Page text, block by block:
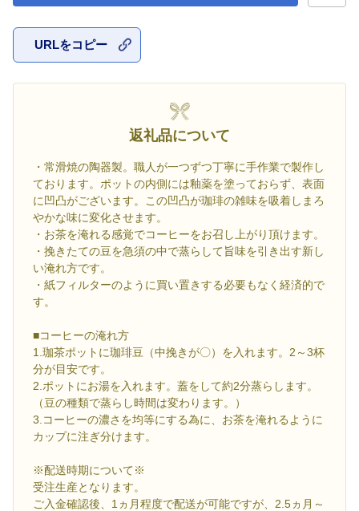
URLをコピー
返礼品について
・常滑焼の陶器製。職人が一つずつ丁寧に手作業で製作し
ております。ポットの内側には釉薬を塗っておらず、表面
に凹凸がございます。この凹凸が珈琲の雑味を吸着しまろ
やかな味に変化させます。
・お茶を淹れる感覚でコーヒーをお召し上がり頂けます。
・挽きたての豆を急須の中で蒸らして旨味を引き出す新し
い淹れ方です。
・紙フィルターのように買い置きする必要もなく経済的で
す。
■コーヒーの淹れ方
1.珈茶ポットに珈琲豆（中挽きが〇）を入れます。2～3杯
分が目安です。
2.ポットにお湯を入れます。蓋をして約2分蒸らします。
（豆の種類で蒸らし時間は変わります。）
3.コーヒーの濃さを均等にする為に、お茶を淹れるように
カップに注ぎ分けます。
※配送時期について※
受注生産となります。
ご入金確認後、1ヵ月程度で配送が可能ですが、2.5ヵ月～